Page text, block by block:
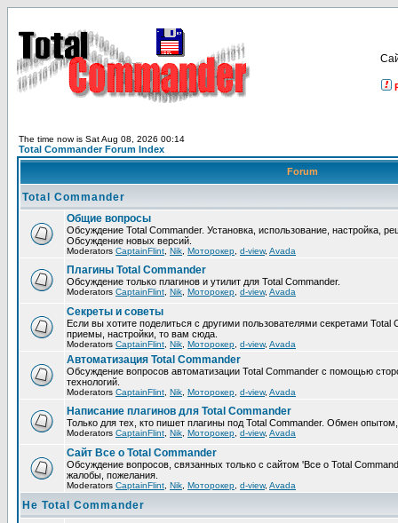
The time now is Sat Aug 08, 2026 00:14
Total Commander Forum Index
Forum
Total Commander
Общие вопросы
Обсуждение Total Commander. Установка, использование, настройка,
Обсуждение новых версий.
Moderators CaptainFlint Nik Моторокер d-view, Avada
Плагины Total Commander
Обсуждение только плагинов и утилит для Total Commander.
Moderators CaptainFlint Nik Моторокер d-view, Avada
Секреты и советы
Если вы хотите поделиться с другими пользователями секретами Total
приемы, настройки, то вам сюда.
Moderators CaptainFlint Nik Моторокер d-view, Avada
Автоматизация Total Commander
Обсуждение вопросов автоматизации Total Commander с помощью
технологий.
Moderators CaptainFlint Nik Моторокер d-view, Avada
Написание плагинов для Total Commander
Только для тех, кто пишет плагины под Total Commander. Обмен
Moderators CaptainFlint Nik Моторокер d-view, Avada
Сайт Все о Total Commander
Обсуждение вопросов, связанных только с сайтом 'Все о Total
жалобы, пожелания.
Moderators CaptainFlint Nik Моторокер d-view, Avada
Не Total Commander